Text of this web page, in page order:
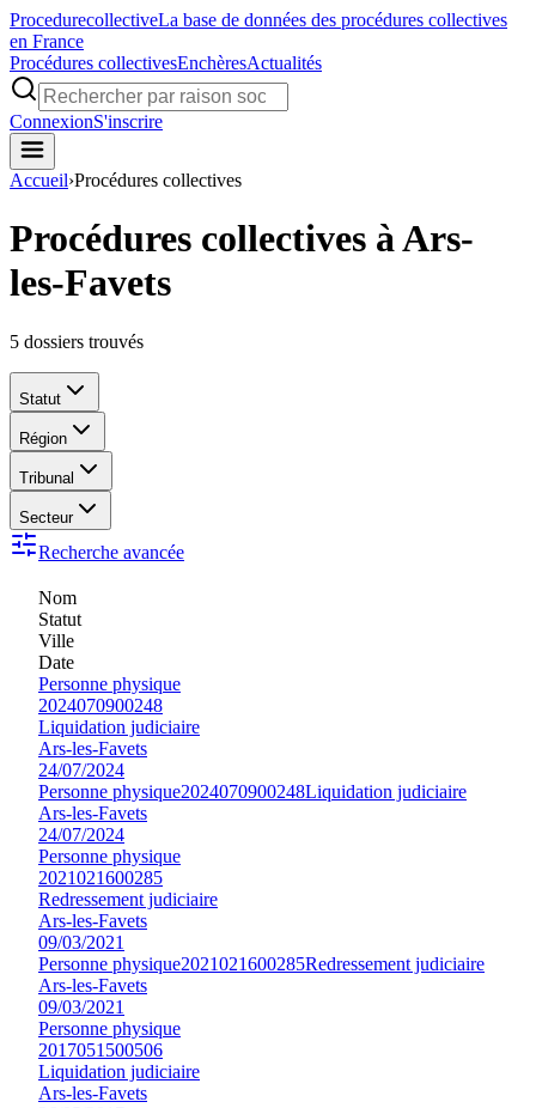
ProcedurecollectiveLa base de données des procédures collectives
en France
Procédures collectivesEnchèresActualités
ConnexionS'inscrire
Accueil›Procédures collectives
Procédures collectives à Ars-
les-Favets
5 dossiers trouvés
Statut
Région
Tribunal
Secteur
Recherche avancée
Nom
Statut
Ville
Date
Personne physique
2024070900248
Liquidation judiciaire
Ars-les-Favets
24/07/2024
Personne physique2024070900248Liquidation judiciaire
Ars-les-Favets
24/07/2024
Personne physique
2021021600285
Redressement judiciaire
Ars-les-Favets
09/03/2021
Personne physique2021021600285Redressement judiciaire
Ars-les-Favets
09/03/2021
Personne physique
2017051500506
Liquidation judiciaire
Ars-les-Favets